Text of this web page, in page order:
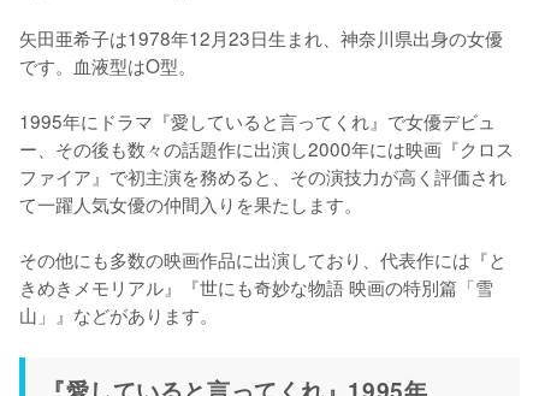
矢田亜希子は1978年12月23日生まれ、神奈川県出身の女優
です。血液型はO型。
1995年にドラマ『愛していると言ってくれ』で女優デビュ
ー、その後も数々の話題作に出演し2000年には映画『クロス
ファイア』で初主演を務めると、その演技力が高く評価され
て一躍人気女優の仲間入りを果たします。
その他にも多数の映画作品に出演しており、代表作には『と
きめきメモリアル』『世にも奇妙な物語 映画の特別篇「雪
山」』などがあります。